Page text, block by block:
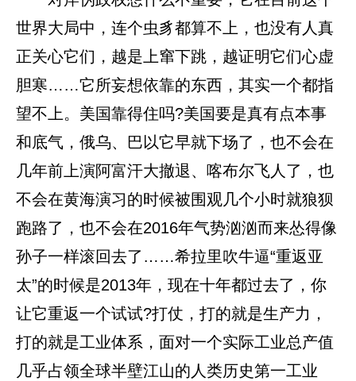
世界大局中，连个虫豸都算不上，也没有人真
正关心它们，越是上窜下跳，越证明它们心虚
胆寒……它所妄想依靠的东西，其实一个都指
望不上。美国靠得住吗?美国要是真有点本事
和底气，俄乌、巴以它早就下场了，也不会在
几年前上演阿富汗大撤退、喀布尔飞人了，也
不会在黄海演习的时候被围观几个小时就狼狈
跑路了，也不会在2016年气势汹汹而来怂得像
孙子一样滚回去了……希拉里吹牛逼“重返亚
太”的时候是2013年，现在十年都过去了，你
让它重返一个试试?打仗，打的就是生产力，
打的就是工业体系，面对一个实际工业总产值
几乎占领全球半壁江山的人类历史第一工业